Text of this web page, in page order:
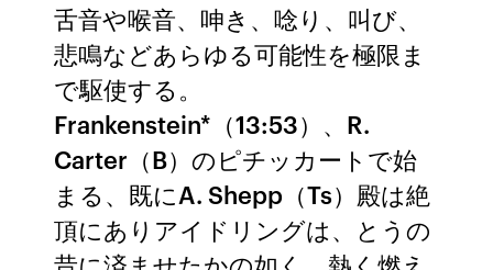
舌音や喉音、呻き、唸り、叫び、
悲鳴などあらゆる可能性を極限ま
で駆使する。
Frankenstein*（13:53）、R.
Carter（B）のピチッカートで始
まる、既にA. Shepp（Ts）殿は絶
頂にありアイドリングは、とうの